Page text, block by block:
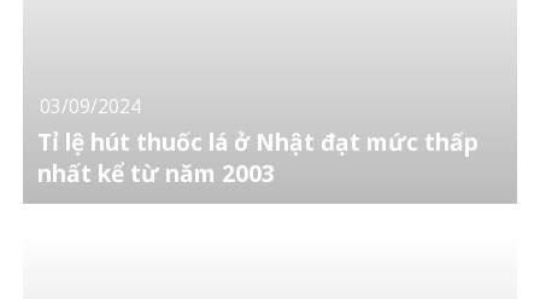
03/09/2024
Tỉ lệ hút thuốc lá ở Nhật đạt mức thấp
nhất kể từ năm 2003